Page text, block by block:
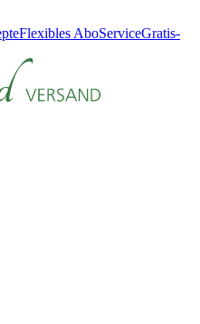
Flexibles AboServiceGratis-